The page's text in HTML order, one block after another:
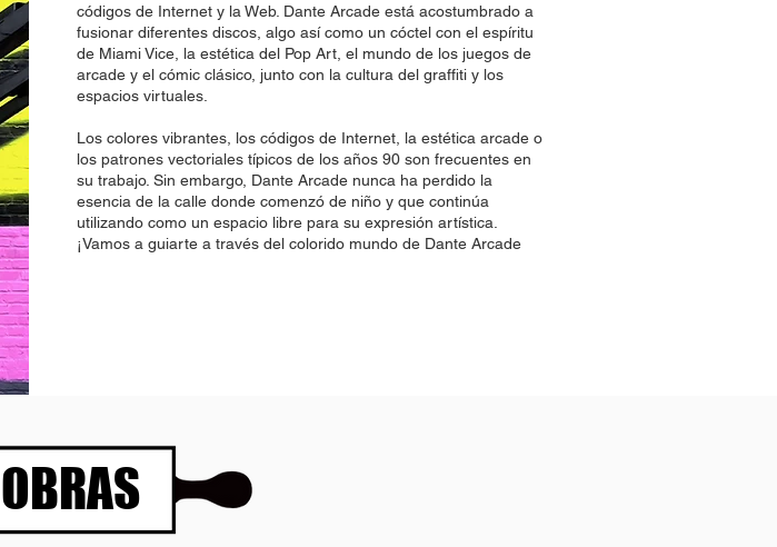
códigos de Internet y la Web. Dante Arcade está acostumbrado a
fusionar diferentes discos, algo así como un cóctel con el espíritu
de Miami Vice, la estética del Pop Art, el mundo de los juegos de
arcade y el cómic clásico, junto con la cultura del graffiti y los
espacios virtuales.
Los colores vibrantes, los códigos de Internet, la estética arcade o
los patrones vectoriales típicos de los años 90 son frecuentes en
su trabajo. Sin embargo, Dante Arcade nunca ha perdido la
esencia de la calle donde comenzó de niño y que continúa
utilizando como un espacio libre para su expresión artística.
¡Vamos a guiarte a través del colorido mundo de Dante Arcade